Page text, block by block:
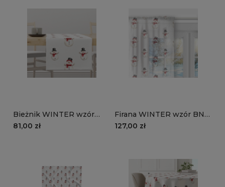
Bieżnik WINTER wzór
BN81 | Bałwanki
81,00 zł
Firana WINTER wzór BN81
| Bałwanki
127,00 zł